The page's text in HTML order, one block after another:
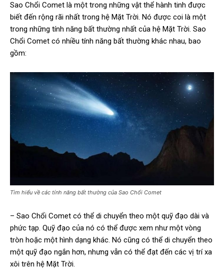
Sao Chổi Comet là một trong những vật thể hành tinh được
biết đến rộng rãi nhất trong hệ Mặt Trời. Nó được coi là một
trong những tính năng bất thường nhất của hệ Mặt Trời. Sao
Chổi Comet có nhiều tính năng bất thường khác nhau, bao
gồm:
Tìm hiểu về các tính năng bất thường của Sao Chổi Comet
– Sao Chổi Comet có thể di chuyển theo một quỹ đạo dài và
phức tạp. Quỹ đạo của nó có thể được xem như một vòng
tròn hoặc một hình dạng khác. Nó cũng có thể di chuyển theo
một quỹ đạo ngắn hơn, nhưng vẫn có thể đạt đến các vị trí xa
xôi trên hệ Mặt Trời.